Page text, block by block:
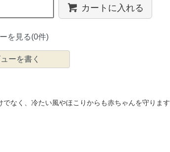
カートに入れる
を見る(0件)
ーを書く
なく、冷たい風やほこりからも赤ちゃんを守りま